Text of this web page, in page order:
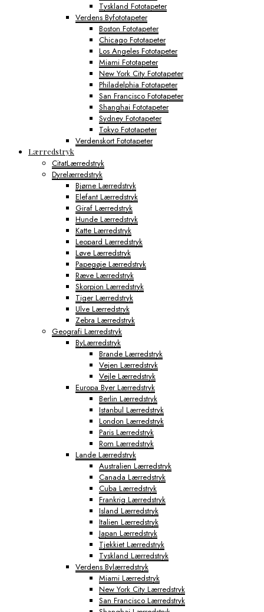
Tyskland Fototapeter
Verdens Byfototapeter
Boston Fototapeter
Chicago Fototapeter
Los Angeles Fototapeter
Miami Fototapeter
New York City Fototapeter
Philadelphia Fototapeter
San Francisco Fototapeter
Shanghai Fototapeter
Sydney Fototapeter
Tokyo Fototapeter
Verdenskort Fototapeter
Lærredstryk
CitatLærredstryk
Dyrelærredstryk
Bjørne Lærredstryk
Elefant Lærredstryk
Giraf Lærredstryk
Hunde Lærredstryk
Katte Lærredstryk
Leopard Lærredstryk
Løve Lærredstryk
Papegøje Lærredstryk
Ræve Lærredstryk
Skorpion Lærredstryk
Tiger Lærredstryk
Ulve Lærredstryk
Zebra Lærredstryk
Geografi Lærredstryk
ByLærredstryk
Brande Lærredstryk
Vejen Lærredstryk
Vejle Lærredstryk
Europa Byer Lærredstryk
Berlin Lærredstryk
Istanbul Lærredstryk
London Lærredstryk
Paris Lærredstryk
Rom Lærredstryk
Lande Lærredstryk
Australien Lærredstryk
Canada Lærredstryk
Cuba Lærredstryk
Frankrig Lærredstryk
Island Lærredstryk
Italien Lærredstryk
Japan Lærredstryk
Tjekkiet Lærredstryk
Tyskland Lærredstryk
Verdens Bylærredstryk
Miami Lærredstryk
New York City Lærredstryk
San Francisco Lærredstryk